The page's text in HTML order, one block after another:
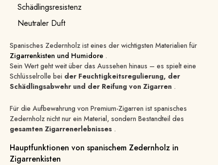
Schädlingsresistenz
Neutraler Duft
Spanisches Zedernholz ist eines der wichtigsten Materialien für
Zigarrenkisten und Humidore .
Sein Wert geht weit über das Aussehen hinaus – es spielt eine
Schlüsselrolle bei der Feuchtigkeitsregulierung, der
Schädlingsabwehr und der Reifung von Zigarren .
Für die Aufbewahrung von Premium-Zigarren ist spanisches
Zedernholz nicht nur ein Material, sondern Bestandteil des
gesamten Zigarrenerlebnisses .
Hauptfunktionen von spanischem Zedernholz in
Zigarrenkisten